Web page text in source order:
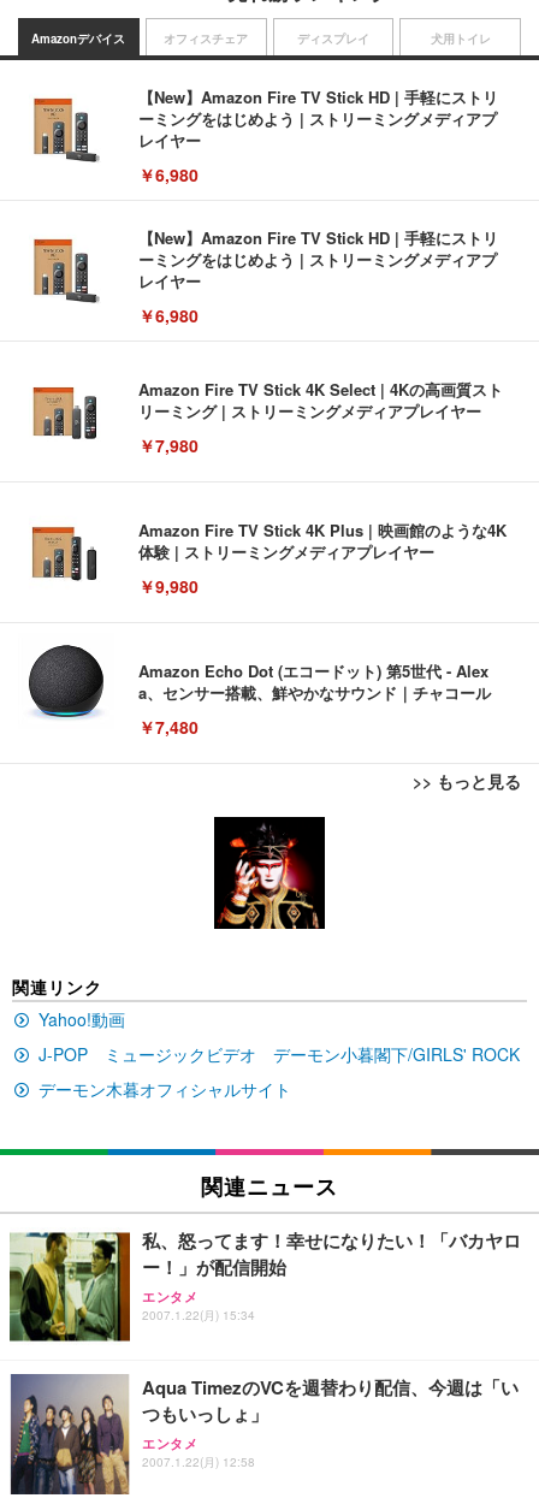
Amazonデバイス
【New】Amazon Fire TV Stick HD | 手軽にストリ
ーミングをはじめよう | ストリーミングメディアプ
レイヤー
￥6,980
【New】Amazon Fire TV Stick HD | 手軽にストリ
ーミングをはじめよう | ストリーミングメディアプ
レイヤー
￥6,980
Amazon Fire TV Stick 4K Select | 4Kの高画質スト
リーミング | ストリーミングメディアプレイヤー
￥7,980
Amazon Fire TV Stick 4K Plus | 映画館のような4K
体験 | ストリーミングメディアプレイヤー
￥9,980
Amazon Echo Dot (エコードット) 第5世代 - Alex
a、センサー搭載、鮮やかなサウンド｜チャコール
￥7,480
>> もっと見る
オフィスチェア
[EdoErgo] オフィスチェア 椅子 テレワーク 疲れな
い 跳ね上げ式アームレスト コンパクト 約105度ロッ
キング pc 事務椅子 360度回転 座面昇降 強化ナイロ
ン樹脂ベース 通気性メッシュ 在宅ワーク H-WY01
(黒網+黒枠+黒足)
ュチェア 人間工学 疲れない ブラック
能 人間工学 椅子 腰サポート 90度跳ね上げ式アーム
レスト 3Dヘッドレスト ハンガー付き 高反発クッシ
ョン PCチェア 通気性メッシュ ゲーミング/勉強/事
務用 おしゃれ パソコンチェア (ブラック)
Sezlife オフィスチェア デスクチェア 疲れない テレ
ワーク チェア 強化バックレスト 30度ロッキング機
能 人間工学 椅子 腰サポート 90度跳ね上げ式アーム
レスト 3Dヘッドレスト ハンガー付き 高反発クッシ
ANDWINT オフィスチェア デスクチェア 肘なし メ
ッシュ 通気性 ランバーサポート付き 腰サポート ガ
ス圧無段階昇降 360度回転 キャスター付き コンパク
ト 幅52×奥行58.5×高さ84～96cm テレワーク 在宅
￥4,139
ディスプレイ
EIZO ビジネス向けプレミアムモニター | FlexScan
EV3240X-WT | 31.5型4K UHD・USB Type-C・ホワ
￥109,572
フック付き（CFI-ZDM1J）
￥49,979
【整備済み品】Dell E2724HS 27インチ 液晶モニタ
ー フルHD（1920×1080）VA 非光沢 HDMI/DisplayP
ort/VGA スピーカー内蔵 高さ調整 スイベル VESA対
応 ComfortView ビジネス向け
￥15,800
【MiniLED/24.5inch/280Hz/FHD】GRAPHT THE S
HOOTER Gaming Monitor 24” Essential ゲーミン
グモニター QD 24.5インチ 1ms FHD 量子ドット 残
像低減 (3年保証 | 輝点保証 | 日本メーカー)
￥34,980
犬用トイレ
Amazonベーシック ペットシーツ 薄型 レギュラー 1
回使い捨て 無香料 ホワイト 300枚
x2袋(84枚) ホワイト(吸収面:ライトブルー)
り 単品
Smart Basic(スマートベーシック) 【Amazon.co.jp
限定】 Smart Basic アイリスオーヤマ ペットシーツ
超厚型 お徳用 ワイド 100枚入 (x 1) (ケース販売)
アイリスオーヤマ ペットシーツ 超厚型 お徳用 レギ
ュラー 200枚入【Amazon.co.jp限定】
￥3,731
関連リンク
Yahoo!動画
J-POP ミュージックビデオ デーモン小暮閣下/GIRLS' ROCK
デーモン木暮オフィシャルサイト
関連ニュース
私、怒ってます！幸せになりたい！「バカヤロ
ー！」が配信開始
エンタメ
2007.1.22(月) 15:34
Aqua TimezのVCを週替わり配信、今週は「い
つもいっしょ」
エンタメ
2007.1.22(月) 12:58